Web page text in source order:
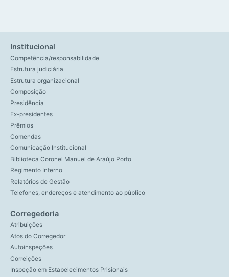
Institucional
Competência/responsabilidade
Estrutura judiciária
Estrutura organizacional
Composição
Presidência
Ex-presidentes
Prêmios
Comendas
Comunicação Institucional
Biblioteca Coronel Manuel de Araújo Porto
Regimento Interno
Relatórios de Gestão
Telefones, endereços e atendimento ao público
Corregedoria
Atribuições
Atos do Corregedor
Autoinspeções
Correições
Inspeção em Estabelecimentos Prisionais